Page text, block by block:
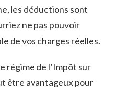
les déductions sont
ne pas‌ pouvoir
⁣de vos charges réelles.
régime⁢ de l’Impôt sur
être avantageux pour​